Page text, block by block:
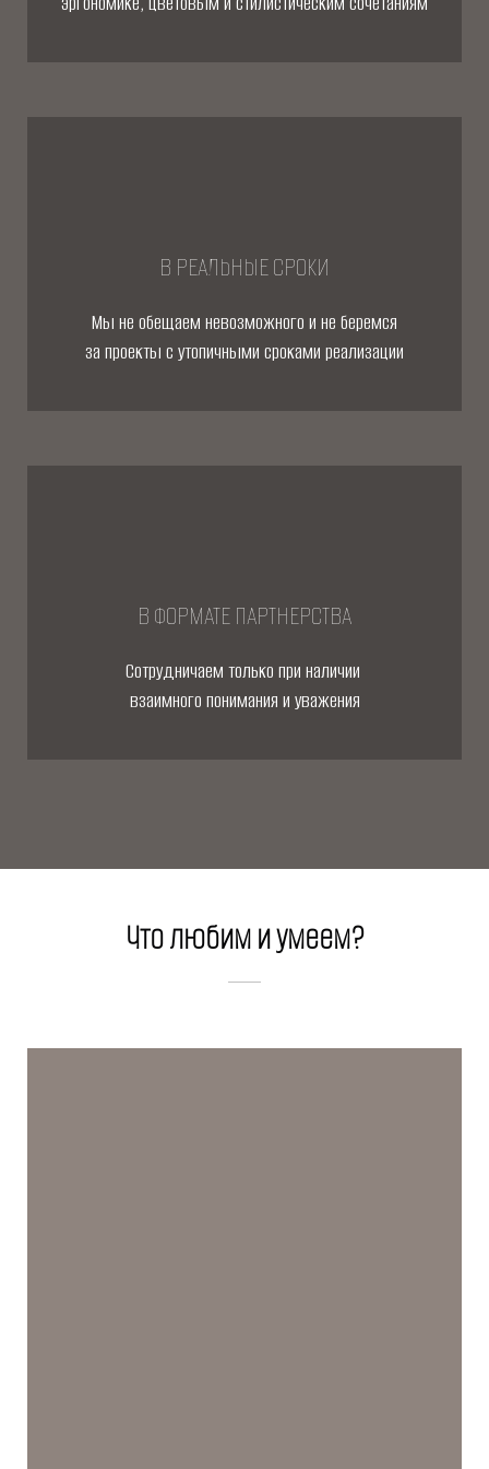
В РЕАЛЬНЫЕ СРОКИ
Мы не обещаем невозможного и не беремся
за проекты с утопичными сроками реализации
В ФОРМАТЕ ПАРТНЕРСТВА
Сотрудничаем только при наличии
взаимного понимания и уважения
Что любим и умеем?